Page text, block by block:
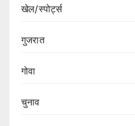
खेल/स्पोर्ट्स
गुजरात
गोवा
चुनाव